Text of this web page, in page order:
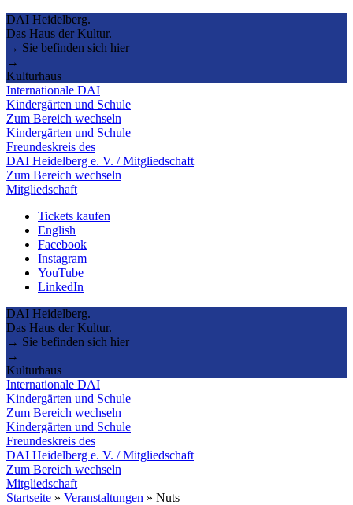
DAI Heidelberg.
Das Haus der Kultur.
→ Sie befinden sich hier
→
Kulturhaus
Internationale DAI
Kindergärten und Schule
Zum Bereich wechseln
Kindergärten und Schule
Freundeskreis des
DAI Heidelberg e. V. / Mitgliedschaft
Zum Bereich wechseln
Mitgliedschaft
Tickets kaufen
English
Facebook
Instagram
YouTube
LinkedIn
DAI Heidelberg.
Das Haus der Kultur.
→ Sie befinden sich hier
→
Kulturhaus
Internationale DAI
Kindergärten und Schule
Zum Bereich wechseln
Kindergärten und Schule
Freundeskreis des
DAI Heidelberg e. V. / Mitgliedschaft
Zum Bereich wechseln
Mitgliedschaft
Startseite » Veranstaltungen » Nuts